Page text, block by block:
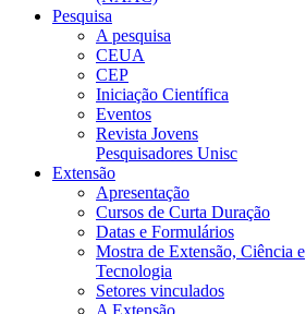
Pesquisa
A pesquisa
CEUA
CEP
Iniciação Científica
Eventos
Revista Jovens
Pesquisadores Unisc
Extensão
Apresentação
Cursos de Curta Duração
Datas e Formulários
Mostra de Extensão, Ciência e
Tecnologia
Setores vinculados
A Extensão